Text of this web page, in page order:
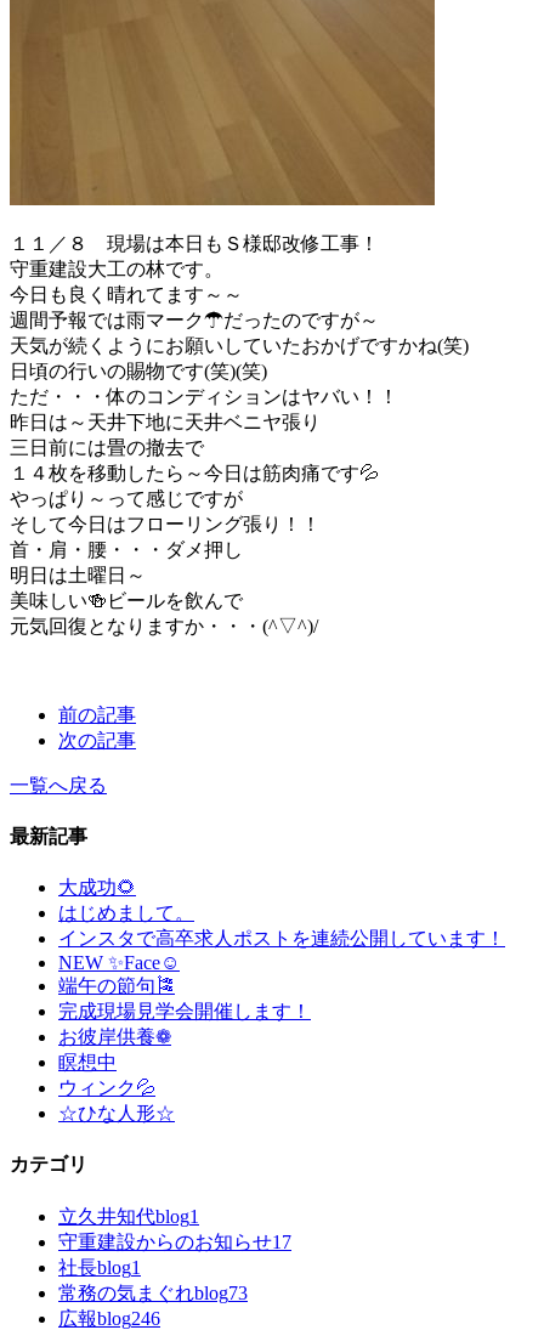
１１／８ 現場は本日もＳ様邸改修工事！
守重建設大工の林です。
今日も良く晴れてます～～
週間予報では雨マーク☂だったのですが～
天気が続くようにお願いしていたおかげですかね(笑)
日頃の行いの賜物です(笑)(笑)
ただ・・・体のコンディションはヤバい！！
昨日は～天井下地に天井ベニヤ張り
三日前には畳の撤去で
１４枚を移動したら～今日は筋肉痛です💦
やっぱり～って感じですが
そして今日はフローリング張り！！
首・肩・腰・・・ダメ押し
明日は土曜日～
美味しい🍻ビールを飲んで
元気回復となりますか・・・(^▽^)/
前の記事
次の記事
一覧へ戻る
最新記事
大成功🌻
はじめまして。
インスタで高卒求人ポストを連続公開しています！
NEW ✨Face☺
端午の節句🎏
完成現場見学会開催します！
お彼岸供養❁
瞑想中
ウィンク💦
☆ひな人形☆
カテゴリ
立久井知代blog1
守重建設からのお知らせ17
社長blog1
常務の気まぐれblog73
広報blog246